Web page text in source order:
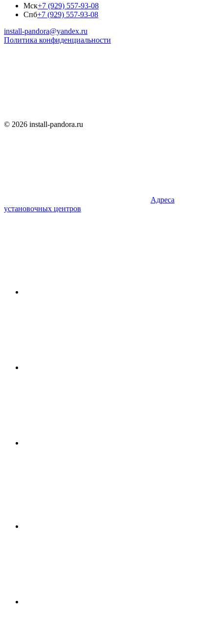
Мск+7 (929) 557-93-08
Спб+7 (929) 557-93-08
install-pandora@yandex.ru
Политика конфиденциальности
© 2026 install-pandora.ru
Адреса
установочных центров